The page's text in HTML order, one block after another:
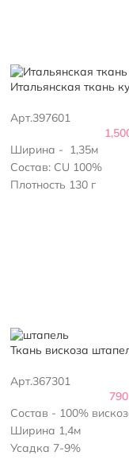
Итальянская ткань
Арт.397601
Ширина - 1,35м
Состав: CU 100%
Плотность 130 г
Ткань вискоза
Арт.367301
790
Состав - 100%
Ширина 1,4м
Усадка 7-9%